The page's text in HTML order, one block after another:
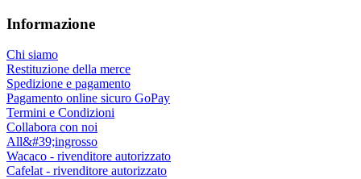
Informazione
Chi siamo
Restituzione della merce
Spedizione e pagamento
Pagamento online sicuro GoPay
Termini e Condizioni
Collabora con noi
All&#39;ingrosso
Wacaco - rivenditore autorizzato
Cafelat - rivenditore autorizzato